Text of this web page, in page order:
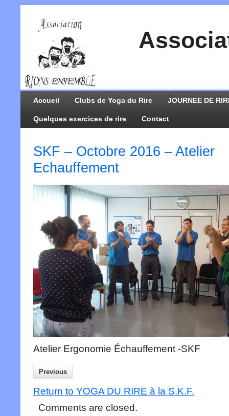
Accueil Clubs de Yoga du Rire JOURNEE DE
Quelques exercices de rire Contact
SKF – Octobre 2016 – Atelier
Echauffement
Atelier Ergonomie Échauffement -SKF
Previous
Return to YOGA DU RIRE à la S.K.F.
Comments are closed.